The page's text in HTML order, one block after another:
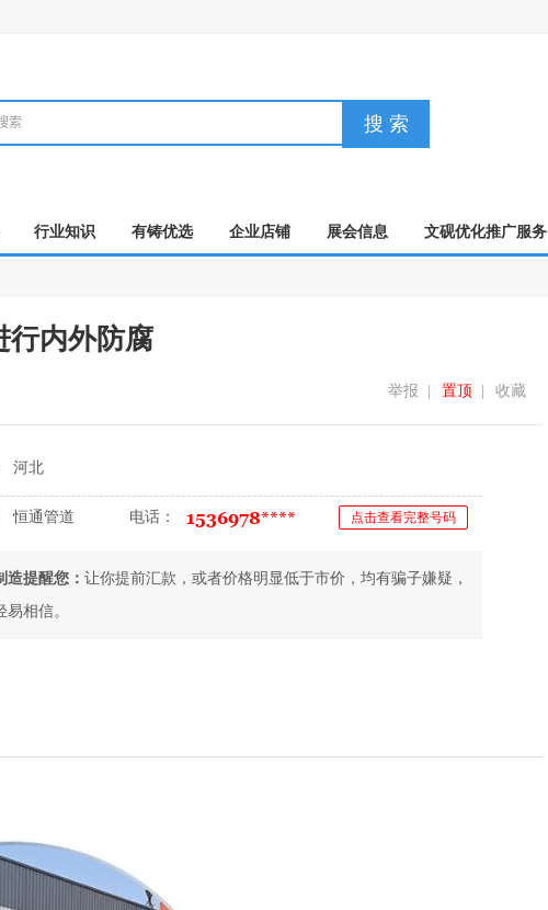
行业知识 有铸优选 企业店铺 展会信息 文砚优化推广服务
行内外防腐
收藏
置顶
举报
河北
恒通管道 电话： 点击查看完整号码
造提醒您： 让你提前汇款，或者价格明显低于市价，均有骗子嫌疑，
易相信。